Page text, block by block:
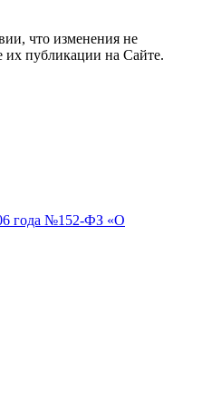
что изменения не
их публикации на Сайте.
года №152-ФЗ «О